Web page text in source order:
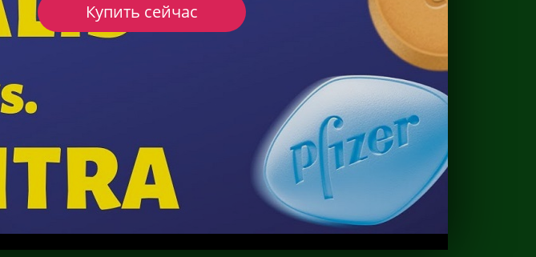
Купить сейчас